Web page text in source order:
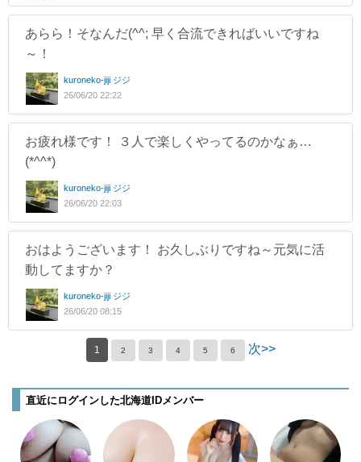
あらら！そなんだ(^^; 早く合流できればいいですね
～！
kuroneko-jiji ジジ
26/06/20 22:22
お疲れ様です！ ３人で楽しくやってるのかなぁ…
(*^^*)
kuroneko-jiji ジジ
26/06/20 22:03
おはようございます！ お久しぶりですね～元気に活
動してますか？
kuroneko-jiji ジジ
26/06/20 08:15
1 2 3 4 5 6 次>>
直近にログインした北海道IDメンバー